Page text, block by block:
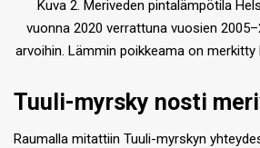
Kuva 2. Meriveden pintalämpötila
vuonna 2020 verrattuna vuosien
arvoihin. Lämmin poikkeama on merkitty
Tuuli-myrsky nosti
Raumalla mitattiin Tuuli-myrskyn